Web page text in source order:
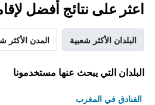
اعثر على نتائج أفضل
البلدان الأكثر شعبية المدن الأكثر
البلدان التي يبحث عنها مستخدمونا
الفنادق في المغرب